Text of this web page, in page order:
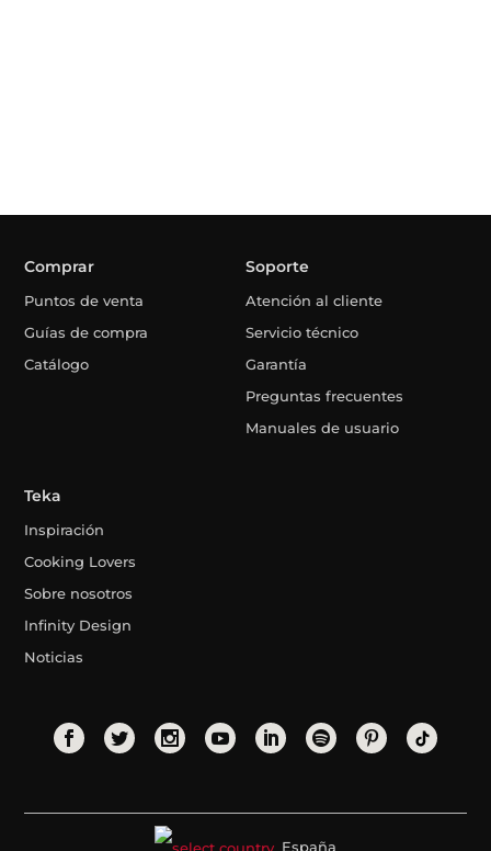
Comprar
Puntos de venta
Guías de compra
Catálogo
Soporte
Atención al cliente
Servicio técnico
Garantía
Preguntas frecuentes
Manuales de usuario
Teka
Inspiración
Cooking Lovers
Sobre nosotros
Infinity Design
Noticias
España